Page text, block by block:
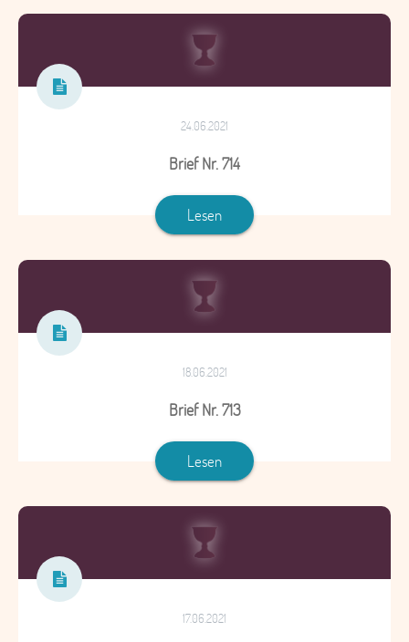
24.06.2021
Brief Nr. 714
Lesen
18.06.2021
Brief Nr. 713
Lesen
17.06.2021